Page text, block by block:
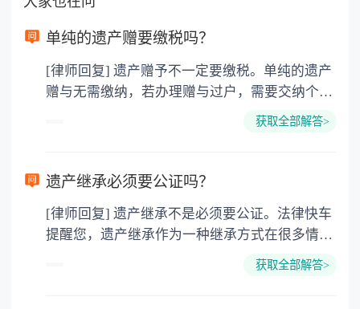
单纯的遗产赠要缴税吗？
[律师回复] 遗产赠予不一定要缴税。单纯的遗产
赠与无需缴纳，若办理赠与过户，需要交纳个人
所得税、契税和公证费。赠与过户是没有增值税
要缴纳公证费，具体如下： 1. 公证费：按房
3. 印花税：按房屋评估价的0.05%缴纳 4. 土
地增值税：按房价1%缴纳 5. 房屋产权登记费：
获取全部解答>
遗产继承必须要公证吗？
[律师回复] 遗产继承不是必须要公证。法律快车
提醒您，遗产继承作为一种继承方式在很多情况
下都是不需要公证的，当然，如果需要公正的也
获取全部解答>